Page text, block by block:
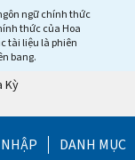
ngữ chính thức
thức của Hoa
tài liệu là phiên
bang.
Kỳ
DANH MỤC